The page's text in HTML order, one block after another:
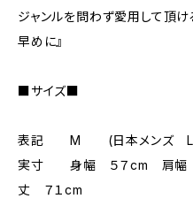
ジャンルを問わず愛用して頂
早めに』
■サイズ■
表記 M (日本メン
実寸 身幅 ５７cm 肩幅
丈 ７１cm